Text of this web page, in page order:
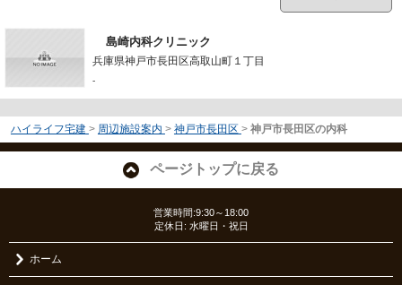
島崎内科クリニック
兵庫県神戸市長田区高取山町１丁目
-
ハイライフ宅建 > 周辺施設案内 > 神戸市長田区 > 神戸市長田区の内科
ページトップに戻る
営業時間:9:30～18:00
定休日: 水曜日・祝日
ホーム